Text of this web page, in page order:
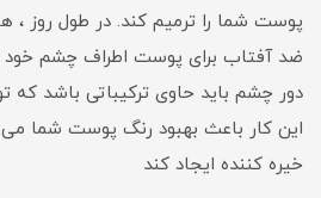
پوست شما را ترمیم کند. در طول روز ،
ضد آفتاب برای پوست اطراف چشم خود
دور چشم باید حاوی ترکیباتی باشد که
این کار باعث بهبود رنگ پوست شما
خیره کننده ایجاد کند